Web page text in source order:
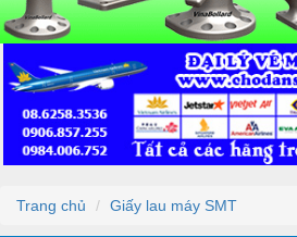
Trang chủ Giấy lau máy SMT